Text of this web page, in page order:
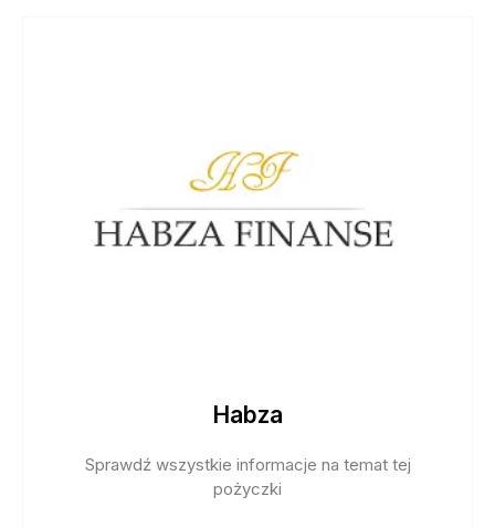
Habza
Sprawdź wszystkie informacje na temat tej
pożyczki